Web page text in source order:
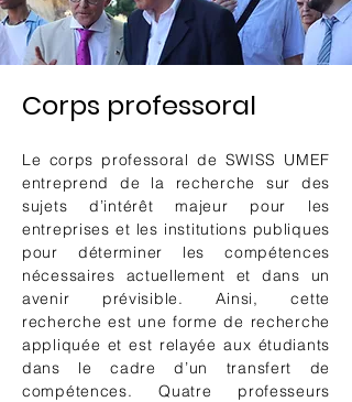
Corps professoral
Le corps professoral de SWISS UMEF
entreprend de la recherche sur des
sujets d’intérêt majeur pour les
entreprises et les institutions publiques
pour déterminer les compétences
nécessaires actuellement et dans un
avenir prévisible. Ainsi, cette
recherche est une forme de recherche
appliquée et est relayée aux étudiants
dans le cadre d’un transfert de
compétences. Quatre professeurs